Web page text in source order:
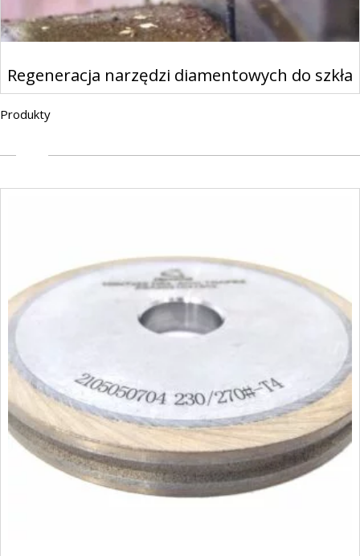
Regeneracja narzędzi diamentowych do szkła
Produkty